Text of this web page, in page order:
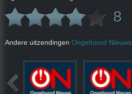
8
Andere uitzendingen Ongehoord Nieuws